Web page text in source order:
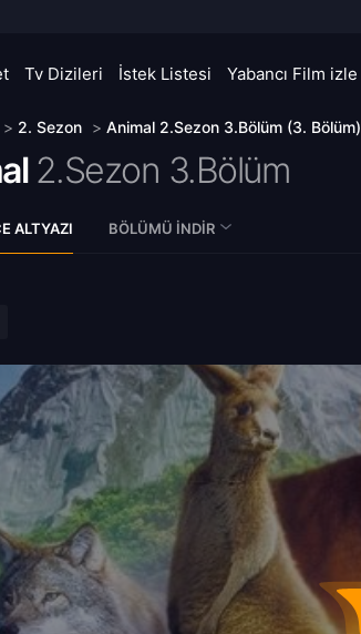
Tv Dizileri İstek Listesi Yabancı Film izle
> 2. Sezon > Animal 2.Sezon 3.Bölüm (3. Bölüm)
2.Sezon 3.Bölüm
ALTYAZI BÖLÜMÜ İNDIR